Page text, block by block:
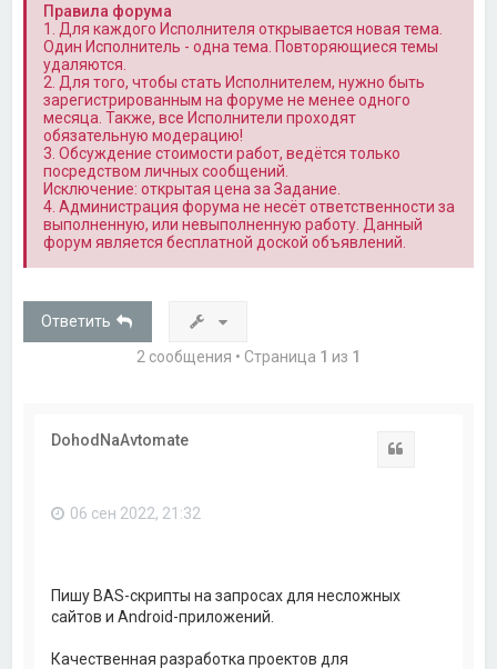
Правила форума
1. Для каждого Исполнителя открывается новая тема.
Один Исполнитель - одна тема. Повторяющиеся темы
удаляются.
2. Для того, чтобы стать Исполнителем, нужно быть
зарегистрированным на форуме не менее одного
месяца. Также, все Исполнители проходят
обязательную модерацию!
3. Обсуждение стоимости работ, ведётся только
посредством личных сообщений.
Исключение: открытая цена за Задание.
4. Администрация форума не несёт ответственности за
выполненную, или невыполненную работу. Данный
форум является бесплатной доской объявлений.
Ответить
2 сообщения • Страница 1 из 1
DohodNaAvtomate
06 сен 2022, 21:32
Пишу BAS-скрипты на запросах для несложных
сайтов и Android-приложений.
Качественная разработка проектов для